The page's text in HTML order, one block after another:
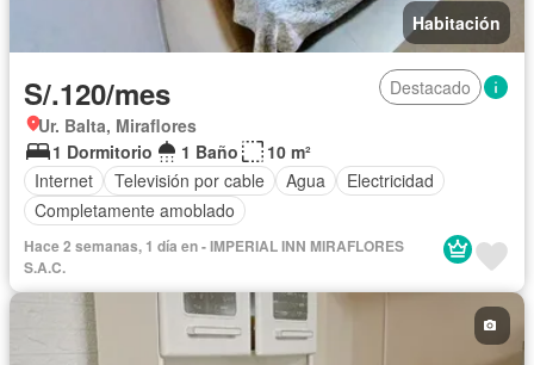
Habitación
S/.120/mes
Destacado
Ur. Balta, Miraflores
1 Dormitorio
1 Baño
10 m²
Internet
Televisión por cable Agua
Electricidad
Completamente amoblado
Hace 2 semanas, 1 día en - IMPERIAL INN MIRAFLORES
S.A.C.